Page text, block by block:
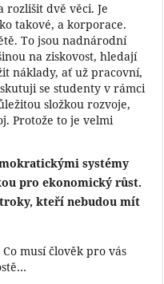
rozlišit dvě věci. Je
takové, a korporace.
To jsou nadnárodní
na ziskovost, hledají
náklady, ať už pracovní,
se studenty v rámci
složkou rozvoje,
Protože to je velmi
systémy
pro ekonomický růst.
kteří nebudou mít
musí člověk pro vás